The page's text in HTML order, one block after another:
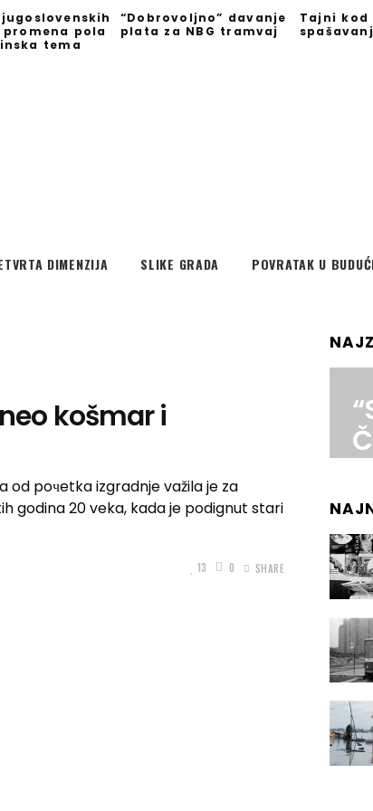
jugoslovenskih
pola
tema
“Dobrovoljno” davanje
plata za NBG tramvaj
Tajni kod
DIMENZIJA SLIKE GRADA POVRATAK U
košmar i
od poчetka izgradnje važila je za
godina 20 veka, kada je podignut stari
13 0 SHARE